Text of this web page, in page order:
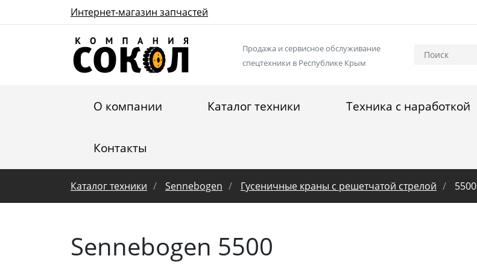
Интернет-магазин запчастей
Продажа и сервисное обслуживание
спецтехники в Республике Крым
О компании Каталог техники Техника с наработкой
Контакты
Каталог техники Sennebogen Гусеничные краны с решетчатой стрелой 5500
Sennebogen 5500